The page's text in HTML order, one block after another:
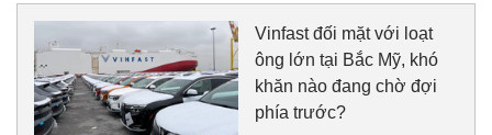
Vinfast đối mặt với loạt
ông lớn tại Bắc Mỹ, khó
khăn nào đang chờ đợi
phía trước?